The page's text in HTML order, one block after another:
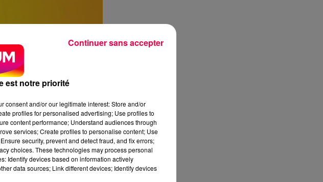
est notre priorité
consent and/or our legitimate interest: Store and/or
profiles for personalised advertising; Use profiles to
content performance; Understand audiences through
services; Create profiles to personalise content; Use
security, prevent and detect fraud, and fix errors;
choices. These technologies may process personal
Identify devices based on information actively
data sources; Link different devices; Identify devices
Continuer sans accepter